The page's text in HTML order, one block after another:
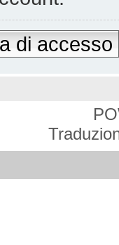
di accesso